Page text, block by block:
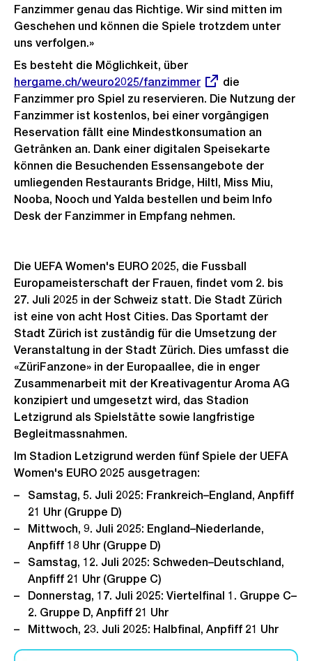
Fanzimmer genau das Richtige. Wir sind mitten im
Geschehen und können die Spiele trotzdem unter
uns verfolgen.»
Es besteht die Möglichkeit, über
Link:
hergame.ch/weuro2025/fanzimmer
die
Fanzimmer pro Spiel zu reservieren. Die Nutzung der
Fanzimmer ist kostenlos, bei einer vorgängigen
Reservation fällt eine Mindestkonsumation an
Getränken an. Dank einer digitalen Speisekarte
können die Besuchenden Essensangebote der
umliegenden Restaurants Bridge, Hiltl, Miss Miu,
Nooba, Nooch und Yalda bestellen und beim Info
Desk der Fanzimmer in Empfang nehmen.
Die UEFA Women's EURO 2025, die Fussball
Europameisterschaft der Frauen, findet vom 2. bis
27. Juli 2025 in der Schweiz statt. Die Stadt Zürich
ist eine von acht Host Cities. Das Sportamt der
Stadt Zürich ist zuständig für die Umsetzung der
Veranstaltung in der Stadt Zürich. Dies umfasst die
«ZüriFanzone» in der Europaallee, die in enger
Zusammenarbeit mit der Kreativagentur Aroma AG
konzipiert und umgesetzt wird, das Stadion
Letzigrund als Spielstätte sowie langfristige
Begleitmassnahmen.
Im Stadion Letzigrund werden fünf Spiele der UEFA
Women's EURO 2025 ausgetragen:
Samstag, 5. Juli 2025: Frankreich–England, Anpfiff
21 Uhr (Gruppe D)
Mittwoch, 9. Juli 2025: England–Niederlande,
Anpfiff 18 Uhr (Gruppe D)
Samstag, 12. Juli 2025: Schweden–Deutschland,
Anpfiff 21 Uhr (Gruppe C)
Donnerstag, 17. Juli 2025: Viertelfinal 1. Gruppe C–
2. Gruppe D, Anpfiff 21 Uhr
Mittwoch, 23. Juli 2025: Halbfinal, Anpfiff 21 Uhr